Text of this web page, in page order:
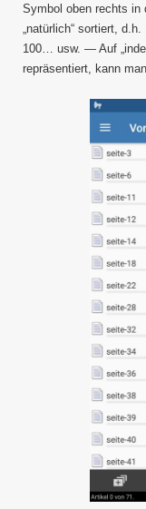
Symbol oben rechts in
„natürlich“ sortiert,
100… usw. — Auf
repräsentiert, kann